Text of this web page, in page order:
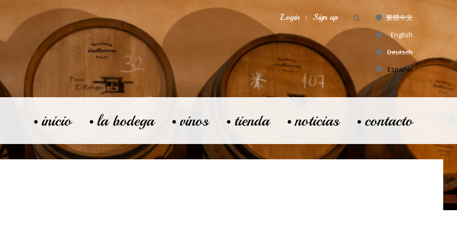
Login Sign up
繁體中文
English
Deutsch
Español
inicio la bodega vinos tienda noticias contacto